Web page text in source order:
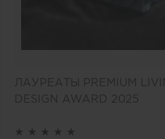
ЛАУРЕАТЫ PREMIUM
DESIGN AWARD 2025
★ ★ ★ ★ ★